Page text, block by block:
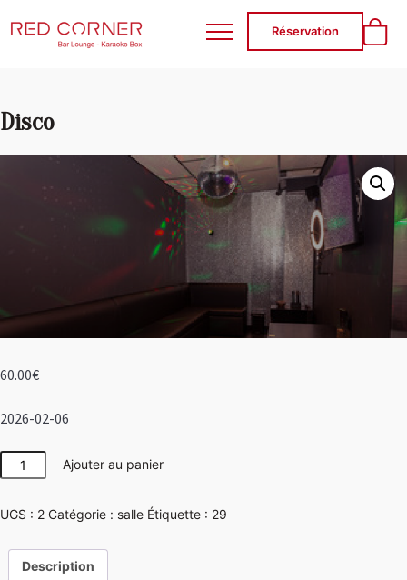
RED CORNER
Réservation
Disco
60.00€
2026-02-06
quantité
de
Ajouter au panier
UGS : 2 Catégorie : salle Étiquette : 29
Description